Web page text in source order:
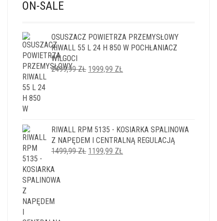
ON-SALE
OSUSZACZ POWIETRZA PRZEMYSŁOWY
RIWALL 55 L 24 H 850 W POCHŁANIACZ
WILGOCI
2499,99ZŁ PIERWOTNA
1999,99 ZŁ
RIWALL RPM 5135 - KOSIARKA SPALINOWA
Z NAPĘDEM I CENTRALNĄ REGULACJĄ
1499,99ZŁ PIERWOTNA
1199,99 ZŁ